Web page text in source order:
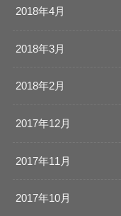
2018年4月
2018年3月
2018年2月
2017年12月
2017年11月
2017年10月